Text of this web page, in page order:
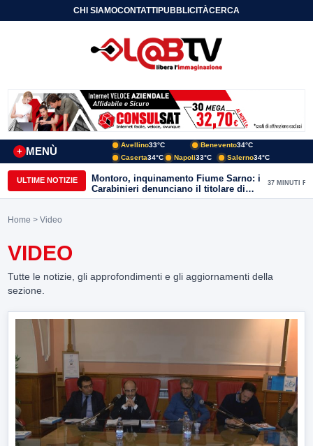
CHI SIAMOCONTATTIPUBBLICITÀCERCA
MENÙ
+
Avellino33°C Benevento34°C
Caserta34°C Napoli33°C Salerno34°C
ULTIME NOTIZIE
Montoro, inquinamento Fiume Sarno: i
Carabinieri denunciano il titolare di
una societa’
37 MINUTI FA
Home > Video
VIDEO
Tutte le notizie, gli approfondimenti e gli aggiornamenti della
sezione.